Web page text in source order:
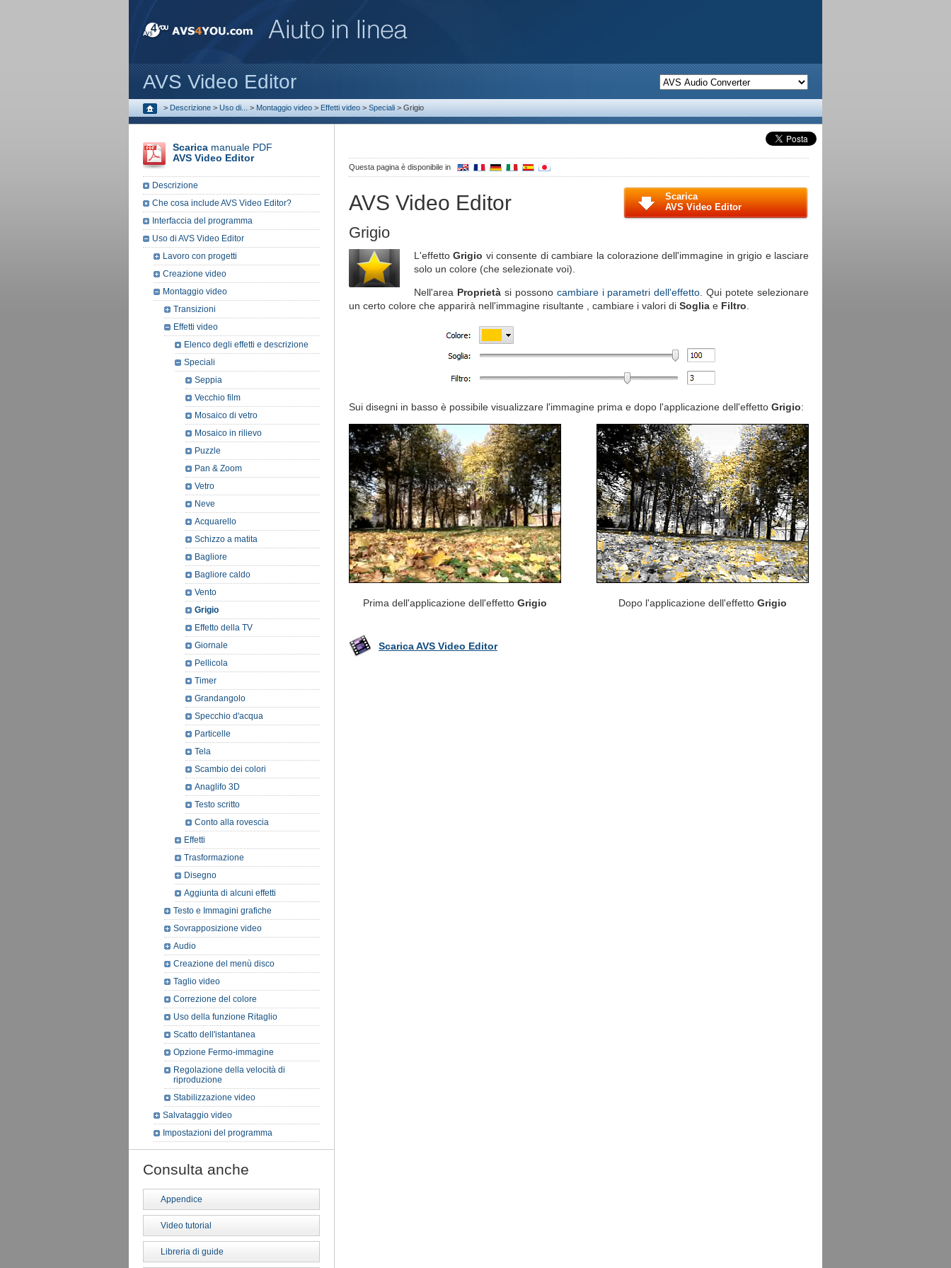
AVS Video Editor
> Descrizione > Uso di... > Montaggio video > Effetti video > Speciali > Grigio
Questa pagina è disponibile in
AVS Video Editor
Scarica
AVS Video Editor
Grigio
L'effettoGrigio vi consente di cambiare la colorazione dell'immagine in grigio e lasciare
solo un colore (che selezionate voi).
Nell'area Proprietàsi possono cambiare i parametri dell'effetto . Qui potete selezionare
un certo colore che apparirà nell'immagine risultante , cambiare i valori di Soglia e Filtro
Sui disegni in basso è possibile visualizzare l'immagine prima e dopo l'applicazione dell'effetto Grigio:
Prima dell'applicazione dell'effetto Grigio Dopo l'applicazione dell'effetto Grigio
Scarica AVS Video Editor
Scarica manuale PDF
AVS Video Editor
Descrizione
Che cosa include AVS Video Editor?
Interfaccia del programma
Uso di AVS Video Editor
Lavoro con progetti
Creazione video
Montaggio video
Transizioni
Effetti video
Elenco degli effetti e descrizione
Speciali
Seppia
Vecchio film
Mosaico di vetro
Mosaico in rilievo
Puzzle
Pan & Zoom
Vetro
Neve
Acquarello
Schizzo a matita
Bagliore
Bagliore caldo
Vento
Grigio
Effetto della TV
Giornale
Pellicola
Timer
Grandangolo
Specchio d'acqua
Particelle
Tela
Scambio dei colori
Anaglifo 3D
Testo scritto
Conto alla rovescia
Effetti
Trasformazione
Disegno
Aggiunta di alcuni effetti
Testo e Immagini grafiche
Sovrapposizione video
Audio
Creazione del menù disco
Taglio video
Correzione del colore
Uso della funzione Ritaglio
Scatto dell'istantanea
Opzione Fermo-immagine
Regolazione della velocità di
riproduzione
Stabilizzazione video
Salvataggio video
Impostazioni del programma
Consulta anche
Appendice
Video tutorial
Libreria di guide